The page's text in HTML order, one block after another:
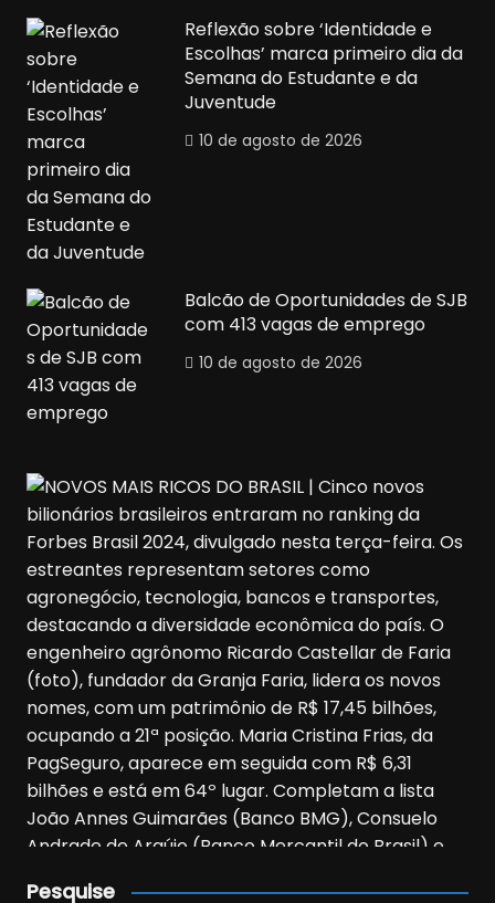
Reflexão sobre ‘Identidade e
Escolhas’ marca primeiro dia da
Semana do Estudante e da
Juventude
10 de agosto de 2026
Balcão de Oportunidades de SJB
com 413 vagas de emprego
10 de agosto de 2026
Pesquise